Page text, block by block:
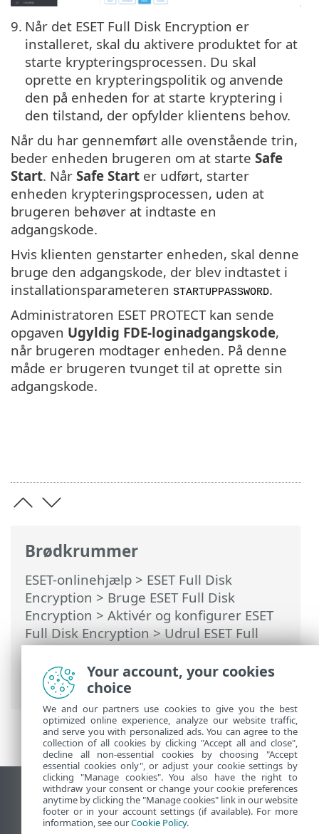
Brødkrummer
ESET-onlinehjælp > ESET Full Disk
Encryption > Bruge ESET Full Disk
Encryption > Aktivér og konfigurer ESET
Full Disk Encryption>Udrul ESET Full
Disk Encryption via kommandolinje>
Udrul et installationsprogram med en
foruddefineret adgangskode
9. Når det ESET Full Disk Encryption er
installeret, skal du aktivere produktet for at
starte krypteringsprocessen. Du skal
oprette en krypteringspolitik og anvende
den på enheden for at starte kryptering i
den tilstand, der opfylder klientens behov.
Når du har gennemført alle ovenstående trin,
beder enheden brugeren om at starte Safe
Start. Når Safe Start er udført, starter
enheden krypteringsprocessen, uden at
brugeren behøver at indtaste en
adgangskode.
Hvis klienten genstarter enheden, skal denne
bruge den adgangskode, der blev indtastet i
installationsparameteren STARTUPPASSWORD.
Administratoren ESET PROTECT kan sende
opgaven Ugyldig FDE-loginadgangskode,
når brugeren modtager enheden. På denne
måde er brugeren tvunget til at oprette sin
adgangskode.
Vis computerwebsted
End of Life
Your account, your cookies
choice
We and our partners use cookies to give you the best
optimized online experience, analyze our website traffic,
and serve you with personalized ads. You can agree to the
collection of all cookies by clicking "Accept all and close",
decline all non-essential cookies by choosing "Accept
essential cookies only", or adjust your cookie settings by
clicking "Manage cookies". You also have the right to
withdraw your consent or change your cookie preferences
anytime by clicking the "Manage cookies" link in our website
footer or in your account settings (if available). For more
information, see ourCookie Policy.